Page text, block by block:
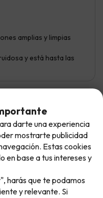
amplias y limpias
y está hasta las
,la metre Alicia los
y muy
de actividades
cada día lanzamos
mejor y pagar
se te escape.
darte una experiencia
mostrarte publicidad
Estas cookies
en base a tus intereses y
harás que te podamos
y relevante. Si